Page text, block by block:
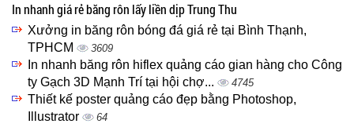
In nhanh giá rẻ băng rôn lấy liền dịp Trung Thu
Xưởng in băng rôn bóng đá giá rẻ tại Bình Thạnh,
TPHCM
3609
In nhanh băng rôn hiflex quảng cáo gian hàng cho Công
ty Gạch 3D Mạnh Trí tại hội chợ...
4745
Thiết kế poster quảng cáo đẹp bằng Photoshop,
Illustrator
64